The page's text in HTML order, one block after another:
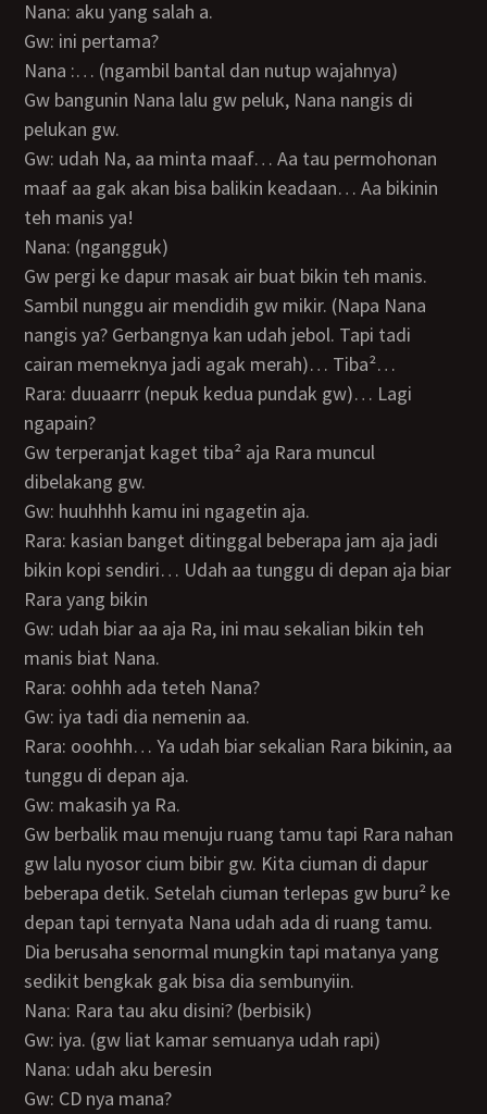
Nana: aku yang salah a.
Gw: ini pertama?
Nana :… (ngambil bantal dan nutup wajahnya)
Gw bangunin Nana lalu gw peluk, Nana nangis di
pelukan gw.
Gw: udah Na, aa minta maaf… Aa tau permohonan
maaf aa gak akan bisa balikin keadaan… Aa bikinin
teh manis ya!
Nana: (ngangguk)
Gw pergi ke dapur masak air buat bikin teh manis.
Sambil nunggu air mendidih gw mikir. (Napa Nana
nangis ya? Gerbangnya kan udah jebol. Tapi tadi
cairan memeknya jadi agak merah)… Tiba²…
Rara: duuaarrr (nepuk kedua pundak gw)… Lagi
ngapain?
Gw terperanjat kaget tiba² aja Rara muncul
dibelakang gw.
Gw: huuhhhh kamu ini ngagetin aja.
Rara: kasian banget ditinggal beberapa jam aja jadi
bikin kopi sendiri… Udah aa tunggu di depan aja biar
Rara yang bikin
Gw: udah biar aa aja Ra, ini mau sekalian bikin teh
manis biat Nana.
Rara: oohhh ada teteh Nana?
Gw: iya tadi dia nemenin aa.
Rara: ooohhh… Ya udah biar sekalian Rara bikinin, aa
tunggu di depan aja.
Gw: makasih ya Ra.
Gw berbalik mau menuju ruang tamu tapi Rara nahan
gw lalu nyosor cium bibir gw. Kita ciuman di dapur
beberapa detik. Setelah ciuman terlepas gw buru² ke
depan tapi ternyata Nana udah ada di ruang tamu.
Dia berusaha senormal mungkin tapi matanya yang
sedikit bengkak gak bisa dia sembunyiin.
Nana: Rara tau aku disini? (berbisik)
Gw: iya. (gw liat kamar semuanya udah rapi)
Nana: udah aku beresin
Gw: CD nya mana?